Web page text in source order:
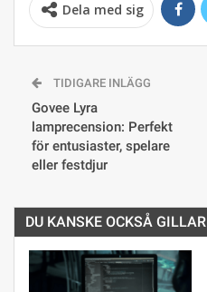
Dela med sig
TIDIGARE INLÄGG
Govee Lyra
lamprecension: Perfekt
för entusiaster, spelare
eller festdjur
DU KANSKE OCKSÅ GILLAR